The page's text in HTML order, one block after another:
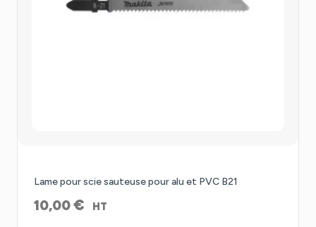
Lame pour scie sauteuse pour alu et PVC B21
10,00€ HT